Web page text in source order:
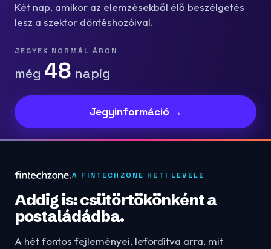
Két nap, amikor az elemzésekből élő beszélgetés
lesz a szektor döntéshozóival.
JEGYEK NORMÁL ÁRON
még 48 napig
Jegyinformáció →
A FINTECHZONE HETI LEVELE
Addig is: csütörtökönként a
postaládádba.
A hét fontos fejleményei, lefordítva arra, mit